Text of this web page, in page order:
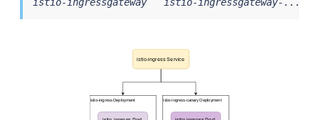
istio-ingressgateway   istio-ingressgateway-